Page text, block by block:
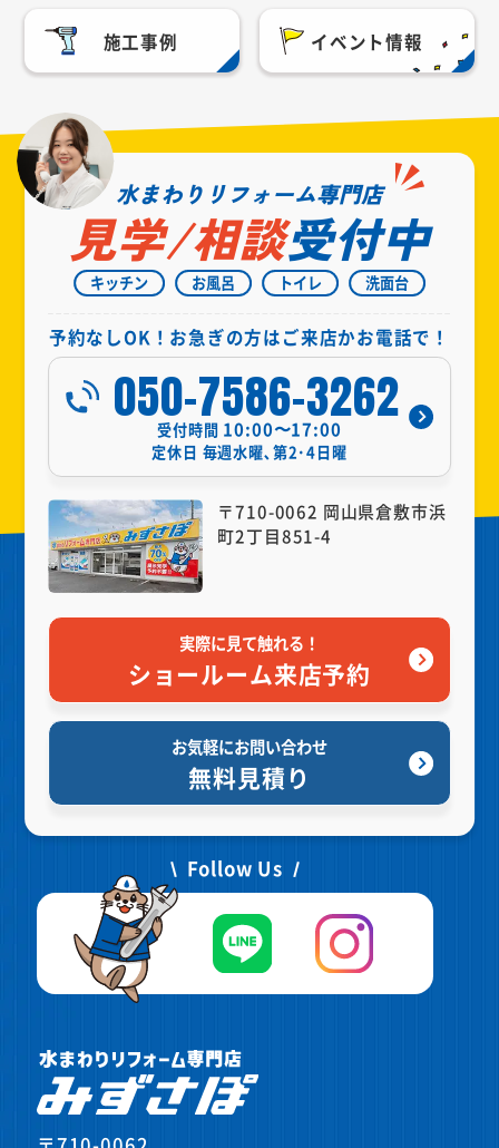
施工事例 イベント情報
水まわりリフォーム専門店
見学/相談受付中
キッチン お風呂 トイレ 洗面台
予約なしOK！お急ぎの方はご来店かお電話で！
050-7586-3262
受付時間 10:00〜17:00
定休日 毎週水曜､第2･4日曜
〒710-0062 岡山県倉敷市浜
町2丁目851-4
実際に見て触れる！
ショールーム来店予約
お気軽にお問い合わせ
無料見積り
Follow Us